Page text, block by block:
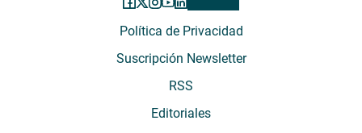
Política de Privacidad
Suscripción Newsletter
RSS
Editoriales